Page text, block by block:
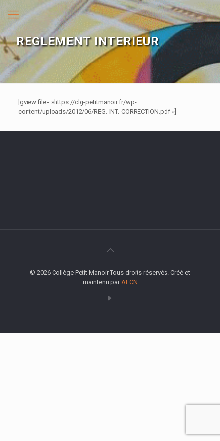
REGLEMENT INTERIEUR
[gview file= »https://clg-petitmanoir.fr/wp-
content/uploads/2012/06/REG.-INT.-CORRECTION.pdf »]
© 2026 Collège Petit Manoir Tous droits réservés. Créé et
maintenu parAFCN